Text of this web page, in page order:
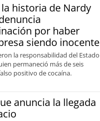
historia de Nardy
por haber
siendo inocente
la responsabilidad del Estado
permaneció más de seis
positivo de cocaína.
anuncia la llegada
antofagastino relata brutal
Estadio de Independiente: “Les
a las mujeres”